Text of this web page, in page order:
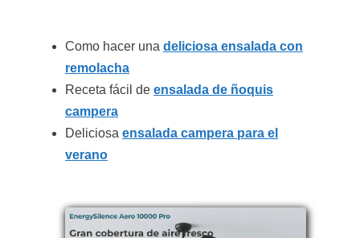
Como hacer una deliciosa ensalada con
remolacha
Receta fácil de ensalada de ñoquis
campera
Deliciosa ensalada campera para el
verano